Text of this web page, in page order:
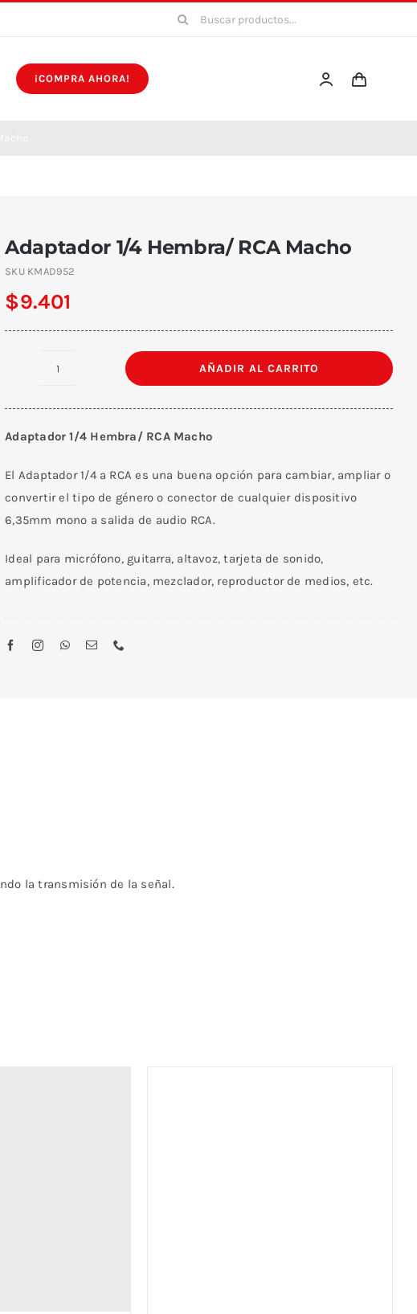
Buscar:
¡COMPRA AHORA!
Adaptador 1/4 Hembra/ RCA Macho
SKU KMAD952
$9.401
RCA
Macho
cantidad
AÑADIR AL CARRITO
Adaptador 1/4 Hembra/ RCA Macho
El Adaptador 1/4 a RCA es una buena opción para cambiar, ampliar o
convertir el tipo de género o conector de cualquier dispositivo
6,35mm mono a salida de audio RCA.
Ideal para micrófono, guitarra, altavoz, tarjeta de sonido,
amplificador de potencia, mezclador, reproductor de medios, etc.
la transmisión de la señal.